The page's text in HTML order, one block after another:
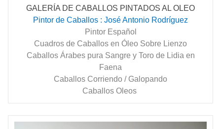
GALERÍA DE CABALLOS PINTADOS AL OLEO
Pintor de Caballos : José Antonio Rodríguez
Pintor Español
Cuadros de Caballos en Óleo Sobre Lienzo
Caballos Árabes pura Sangre y Toro de Lidia en
Faena
Caballos Corriendo / Galopando
Caballos Oleos